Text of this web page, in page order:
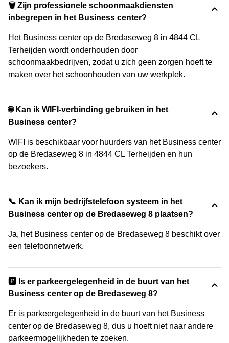
🗑 Zijn professionele schoonmaakdiensten
inbegrepen in het Business center?
Het Business center op de Bredaseweg 8 in 4844 CL
Terheijden wordt onderhouden door
schoonmaakbedrijven, zodat u zich geen zorgen hoeft te
maken over het schoonhouden van uw werkplek.
🌐 Kan ik WIFI-verbinding gebruiken in het
Business center?
WIFI is beschikbaar voor huurders van het Business center
op de Bredaseweg 8 in 4844 CL Terheijden en hun
bezoekers.
📞 Kan ik mijn bedrijfstelefoon systeem in het
Business center op de Bredaseweg 8 plaatsen?
Ja, het Business center op de Bredaseweg 8 beschikt over
een telefoonnetwerk.
🅿️ Is er parkeergelegenheid in de buurt van het
Business center op de Bredaseweg 8?
Er is parkeergelegenheid in de buurt van het Business
center op de Bredaseweg 8, dus u hoeft niet naar andere
parkeermogelijkheden te zoeken.